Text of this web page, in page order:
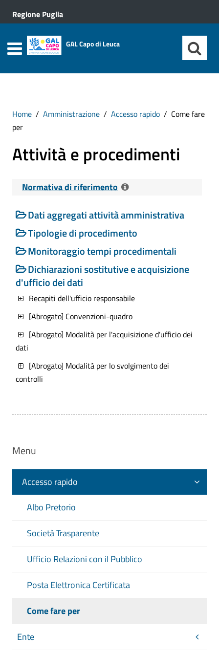
Regione Puglia
GAL Capo di Leuca
Home Amministrazione Accesso rapido
Come fare
per
Attività e procedimenti
Normativa di riferimento
Riferimenti normativi:D. Lgs. 14 Marzo
2013 n. 33 - Art. 35, c. 1 - Obblighi di
pubblicazione relativi ai procedimenti
amministrativi e ai controlli sulle
dichiarazioni sostitutive e l'acquisizione
d'ufficio dei dati.
Aggiornamento: Tempestivo (ex art. 8,
d.lgs. n. 33/2013)
Dati aggregati attività amministrativa
Tipologie di procedimento
Monitoraggio tempi procedimentali
Dichiarazioni sostitutive e acquisizione
d'ufficio dei dati
Recapiti dell'ufficio responsabile
[Abrogato] Convenzioni-quadro
[Abrogato] Modalità per l'acquisizione d'ufficio dei
dati
[Abrogato] Modalità per lo svolgimento dei
controlli
Menu
Accesso rapido
Albo Pretorio
Società Trasparente
Ufficio Relazioni con il Pubblico
Posta Elettronica Certificata
Come fare per
Ente